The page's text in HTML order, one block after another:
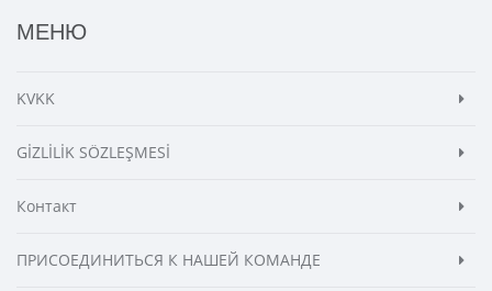
МЕНЮ
KVKK
GİZLİLİK SÖZLEŞMESİ
Контакт
ПРИСОЕДИНИТЬСЯ К НАШЕЙ КОМАНДЕ